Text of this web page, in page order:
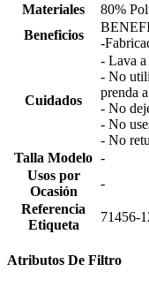
Materiales
80%
Beneficios
-
Cuidados
- Lava a
- No
prenda
- No
- No
- No
Talla Modelo -
Usos por
Ocasión
-
Referencia
Etiqueta
71456-
Atributos De Filtro